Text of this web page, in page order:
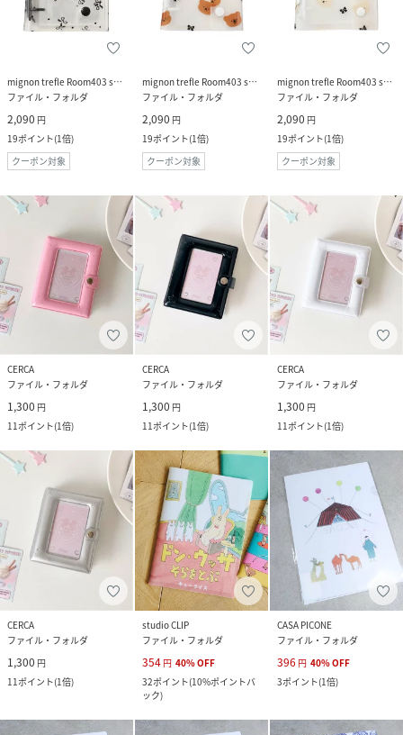
mignon trefle Room403 selected
ファイル・フォルダ
2,090 円
19ポイント(1倍)
クーポン対象
mignon trefle Room403 selected
ファイル・フォルダ
2,090 円
19ポイント(1倍)
クーポン対象
mignon trefle Room403 selected
ファイル・フォルダ
2,090 円
19ポイント(1倍)
クーポン対象
CERCA
ファイル・フォルダ
1,300 円
11ポイント(1倍)
CERCA
ファイル・フォルダ
1,300 円
11ポイント(1倍)
CERCA
ファイル・フォルダ
1,300 円
11ポイント(1倍)
CERCA
ファイル・フォルダ
1,300 円
11ポイント(1倍)
studio CLIP
ファイル・フォルダ
354 円 40%OFF
32ポイント(10%ポイントバ
ック)
CASA PICONE
ファイル・フォルダ
396 円 40%OFF
3ポイント(1倍)